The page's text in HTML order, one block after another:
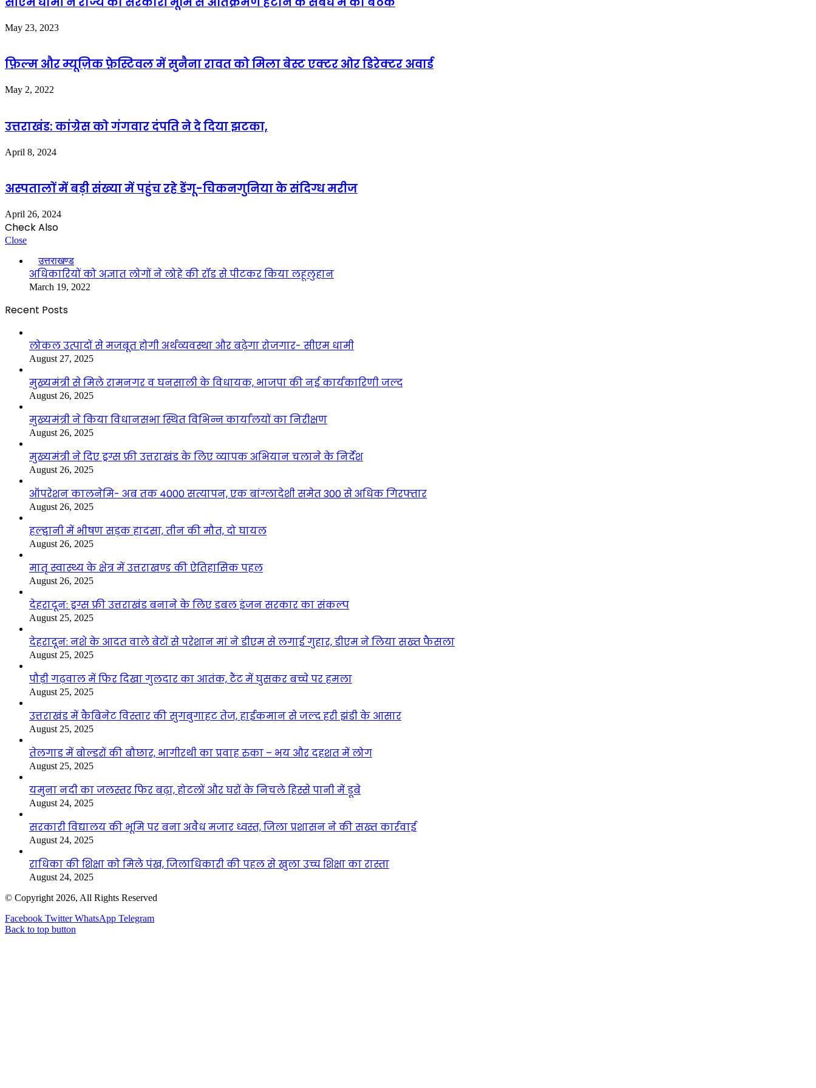
May 23, 2023
फ़िल्म और म्यूज़िक फ़ेस्टिवल में सुनैना रावत को मिला बेस्ट एक्टर ओर डिरेक्टर अवार्ड
May 2, 2022
उत्तराखंड: कांग्रेस को गंगवार दंपति ने दे दिया झटका,
April 8, 2024
अस्पतालों में बड़ी संख्या में पहुंच रहे डेंगू-चिकनगुनिया के संदिग्ध मरीज
April 26, 2024
Check Also
Close
उत्तराखण्ड
अधिकारियों को अज्ञात लोगों ने लोहे की रॉड से पीटकर किया लहूलुहान
March 19, 2022
Recent Posts
लोकल उत्पादों से मजबूत होगी अर्थव्यवस्था और बढ़ेगा रोजगार- सीएम धामी
August 27, 2025
मुख्यमंत्री से मिले रामनगर व घनसाली के विधायक, भाजपा की नई कार्यकारिणी जल्द
August 26, 2025
मुख्यमंत्री ने किया विधानसभा स्थित विभिन्न कार्यालयों का निरीक्षण
August 26, 2025
मुख्यमंत्री ने दिए ड्रग्स फ्री उत्तराखंड के लिए व्यापक अभियान चलाने के निर्देश
August 26, 2025
ऑपरेशन कालनेमि- अब तक 4000 सत्यापन, एक बांग्लादेशी समेत 300 से अधिक गिरफ्तार
August 26, 2025
हल्द्वानी में भीषण सड़क हादसा, तीन की मौत, दो घायल
August 26, 2025
मातृ स्वास्थ्य के क्षेत्र में उत्तराखण्ड की ऐतिहासिक पहल
August 26, 2025
देहरादून: ड्रग्स फ्री उत्तराखंड बनाने के लिए डबल इंजन सरकार का संकल्प
August 25, 2025
देहरादून: नशे के आदत वाले बेटों से परेशान मां ने डीएम से लगाई गुहार, डीएम ने लिया सख्त फैसला
August 25, 2025
पौड़ी गढ़वाल में फिर दिखा गुलदार का आतंक, टैंट में घुसकर बच्चे पर हमला
August 25, 2025
उत्तराखंड में कैबिनेट विस्तार की सुगबुगाहट तेज, हाईकमान से जल्द हरी झंडी के आसार
August 25, 2025
तेलगाड में बोल्डरों की बौछार, भागीरथी का प्रवाह रुका – भय और दहशत में लोग
August 25, 2025
यमुना नदी का जलस्तर फिर बढ़ा, होटलों और घरों के निचले हिस्से पानी में डूबे
August 24, 2025
सरकारी विद्यालय की भूमि पर बना अवैध मजार ध्वस्त, जिला प्रशासन ने की सख्त कार्रवाई
August 24, 2025
राधिका की शिक्षा को मिले पंख, जिलाधिकारी की पहल से खुला उच्च शिक्षा का रास्ता
August 24, 2025
© Copyright 2026, All Rights Reserved
Facebook Twitter WhatsApp Telegram
Back to top button